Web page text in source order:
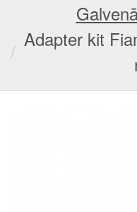
Adapter kit